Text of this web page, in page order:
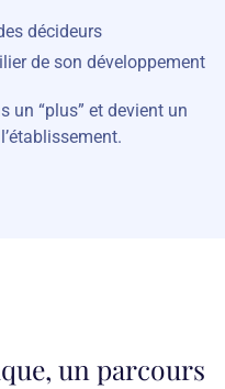
décideurs
de son développement
un “plus” et devient un
un parcours